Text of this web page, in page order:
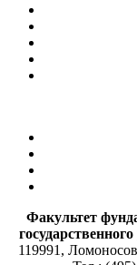
Факультет
119991,